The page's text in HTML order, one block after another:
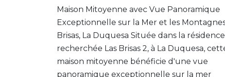
Maison Mitoyenne avec Vue Panoramique
Exceptionnelle sur la Mer et les Montagnes
Brisas, La Duquesa Située dans la résidence
recherchée Las Brisas 2, à La Duquesa,
maison mitoyenne bénéficie d'une vue
panoramique exceptionnelle sur la mer